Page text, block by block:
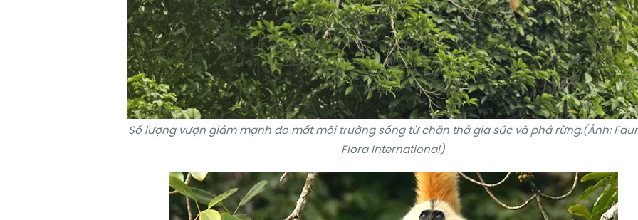
Số lượng vượn giảm mạnh do mất môi trường sống từ chăn thả gia súc và phá rừng.(Ảnh:
Flora International)